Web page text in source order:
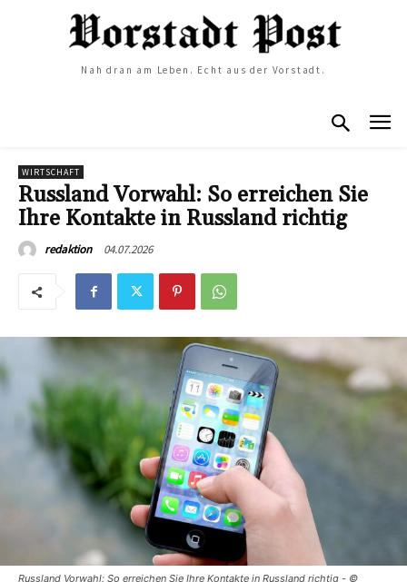
Nah dran am Leben. Echt aus der Vorstadt.
WIRTSCHAFT
Russland Vorwahl: So erreichen Sie
Ihre Kontakte in Russland richtig
redaktion 04.07.2026
Russland Vorwahl: So erreichen Sie Ihre Kontakte in Russland richtig - ©